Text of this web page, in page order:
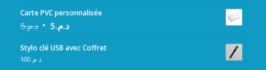
Carte PVC personnalisée
د.م.5 د.م.5
Stylo clé USB avec Coffret
د.م.100